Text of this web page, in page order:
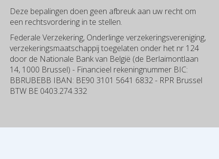
Deze bepalingen doen geen afbreuk aan uw recht om
een rechtsvordering in te stellen.
Federale Verzekering, Onderlinge verzekeringsvereniging,
verzekeringsmaatschappij toegelaten onder het nr 124
door de Nationale Bank van België (de Berlaimontlaan
14, 1000 Brussel) - Financieel rekeningnummer BIC:
BBRUBEBB IBAN: BE90 3101 5641 6832 - RPR Brussel
BTW BE 0403.274.332